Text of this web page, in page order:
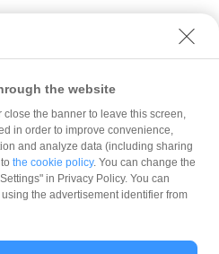
ログイン
（ブランドビュー・ストアビュー）
the website
close the banner to leave this screen,
in order to improve convenience,
and analyze data (including sharing
the cookie policy. You can change the
in Privacy Policy. You can
the advertisement identifier from